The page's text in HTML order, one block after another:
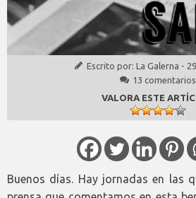
Escrito por: La Galerna -
13 comentarios
VALORA ESTE
Buenos días. Hay jornadas en las